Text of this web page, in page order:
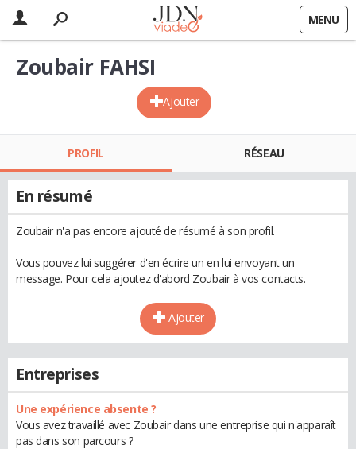
MENU
Ajouter
Zoubair FAHSI
PROFIL RÉSEAU
En résumé
Zoubair n'a pas encore ajouté de résumé à son profil.
Vous pouvez lui suggérer d'en écrire un en lui envoyant un
message. Pour cela ajoutez d'abord Zoubair à vos contacts.
Ajouter
Entreprises
Une expérience absente ?
Vous avez travaillé avec Zoubair dans une entreprise qui n'apparaît
pas dans son parcours ?